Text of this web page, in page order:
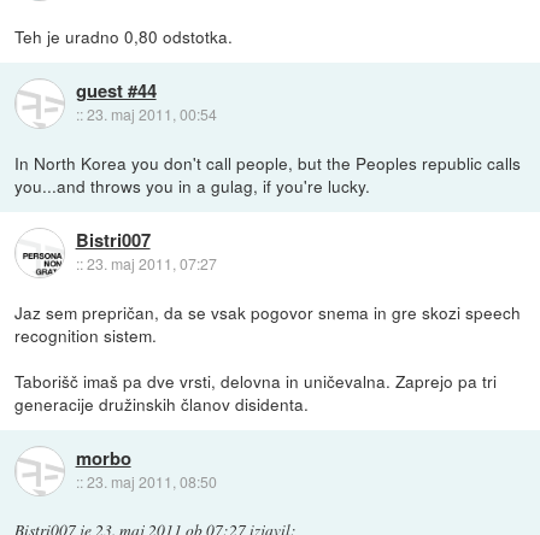
Teh je uradno 0,80 odstotka.
guest #44
::23. maj 2011, 00:54
In North Korea you don't call people, but the Peoples republic calls
you...and throws you in a gulag, if you're lucky.
Bistri007
::23. maj 2011, 07:27
Jaz sem prepričan, da se vsak pogovor snema in gre skozi speech
recognition sistem.
Taborišč imaš pa dve vrsti, delovna in uničevalna. Zaprejo pa tri
generacije družinskih članov disidenta.
morbo
::23. maj 2011, 08:50
Bistri007 je 23. maj 2011 ob 07:27izjavil: